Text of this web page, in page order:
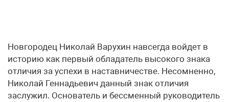
Новгородец Николай Варухин навсегда войдет в
историю как первый обладатель высокого знака
отличия за успехи в наставничестве. Несомненно,
Николай Геннадьевич данный знак отличия
заслужил. Основатель и бессменный руководитель